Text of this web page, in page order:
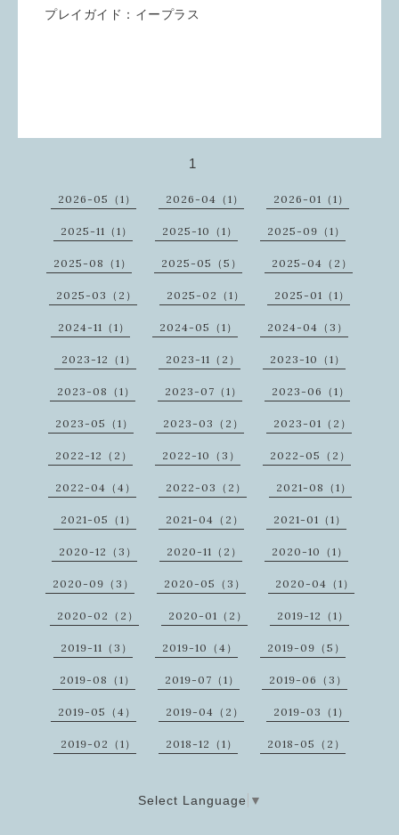
プレイガイド：イープラス
1
2026-05（1） 2026-04（1） 2026-01（1）
2025-11（1） 2025-10（1） 2025-09（1）
2025-08（1） 2025-05（5） 2025-04（2）
2025-03（2） 2025-02（1） 2025-01（1）
2024-11（1） 2024-05（1） 2024-04（3）
2023-12（1） 2023-11（2） 2023-10（1）
2023-08（1） 2023-07（1） 2023-06（1）
2023-05（1） 2023-03（2） 2023-01（2）
2022-12（2） 2022-10（3） 2022-05（2）
2022-04（4） 2022-03（2） 2021-08（1）
2021-05（1） 2021-04（2） 2021-01（1）
2020-12（3） 2020-11（2） 2020-10（1）
2020-09（3） 2020-05（3） 2020-04（1）
2020-02（2） 2020-01（2） 2019-12（1）
2019-11（3） 2019-10（4） 2019-09（5）
2019-08（1） 2019-07（1） 2019-06（3）
2019-05（4） 2019-04（2） 2019-03（1）
2019-02（1） 2018-12（1） 2018-05（2）
Select Language ▼